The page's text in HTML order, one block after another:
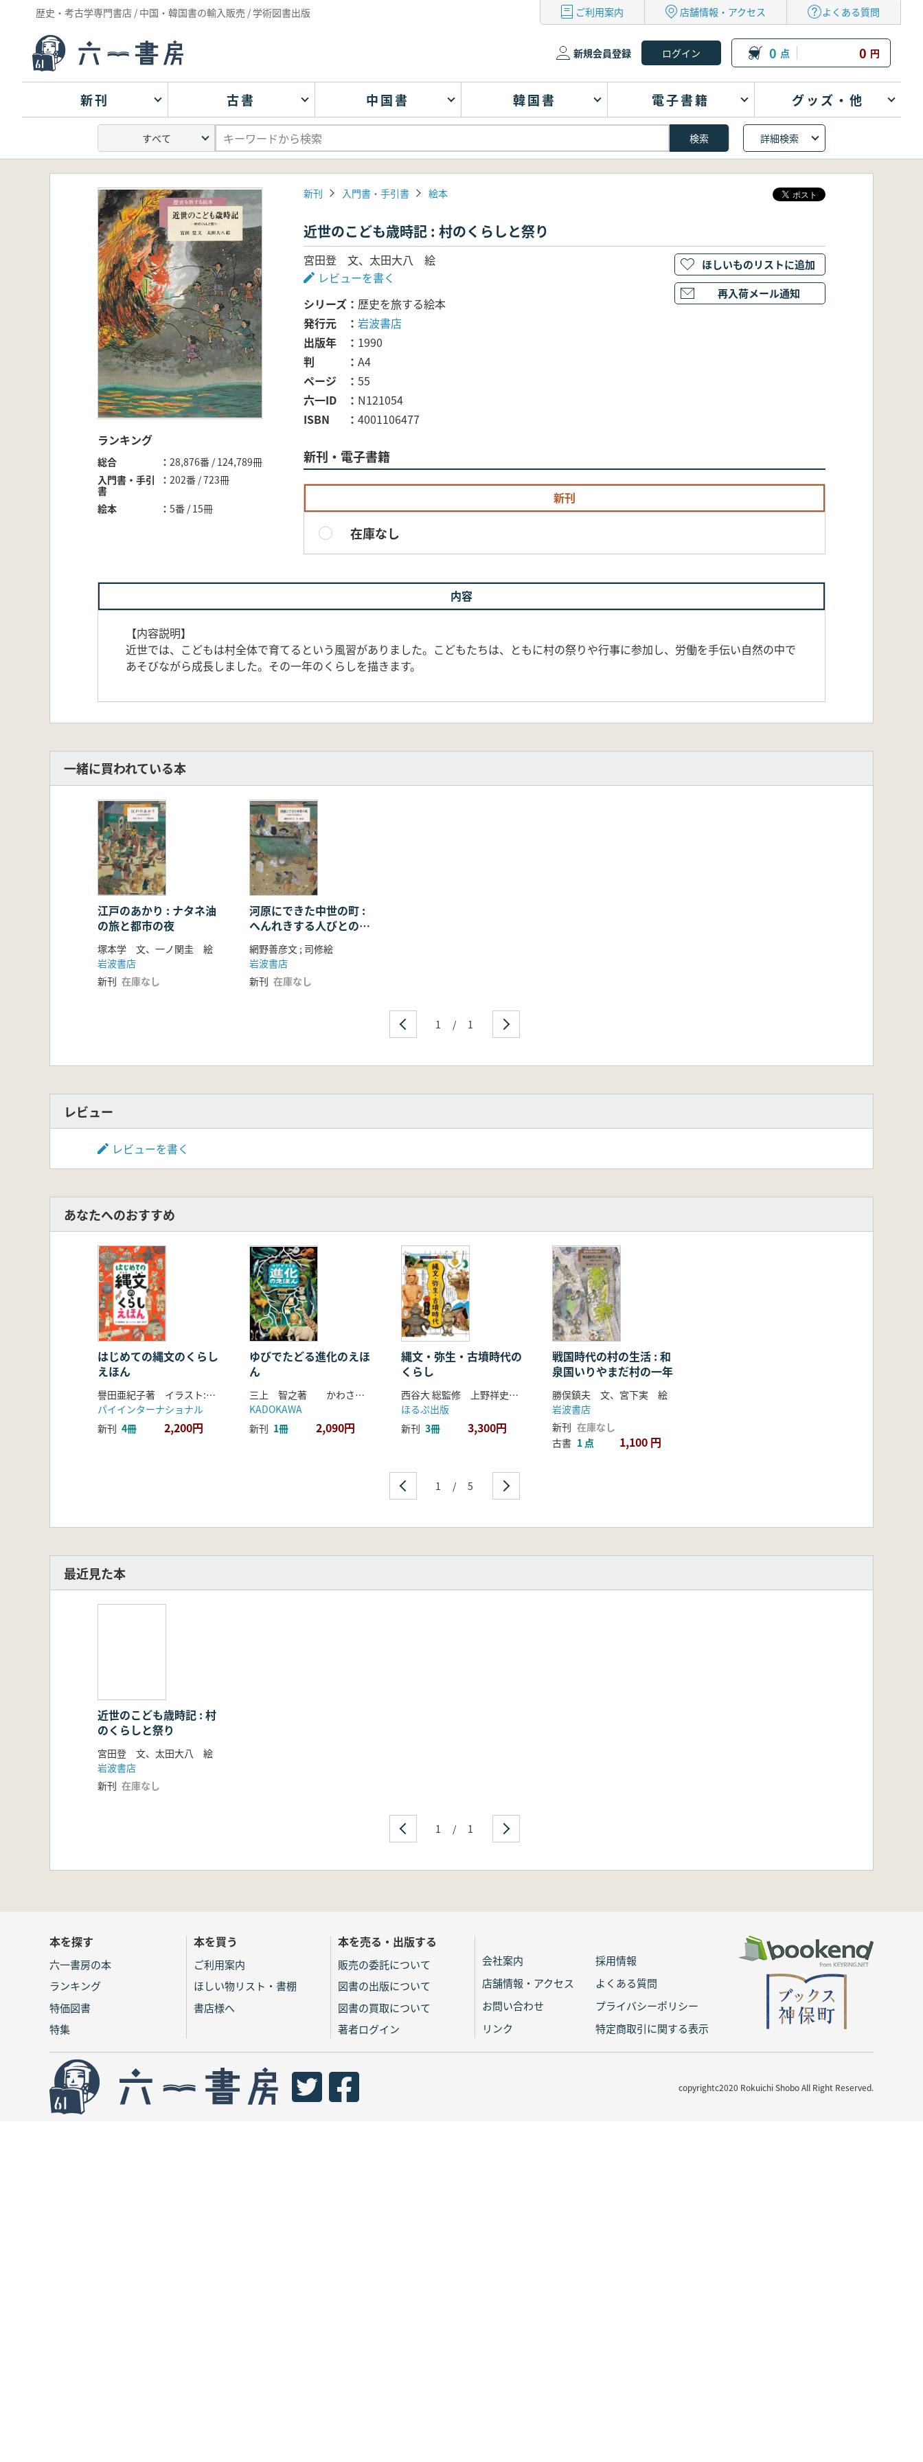
歴史・考古学専門書店 / 中国・韓国書の輸入販売 / 学術図書出版 ご利用案内 店舗情報・アクセス よくある質問
新規会員登録 0 点 0 円
新刊 古書 中国書 韓国書 電子書籍 グッズ・他
詳細検索
ランキング
総合
28,876番 / 124,789冊
入門書・手引
書
202番 / 723冊
絵本 5番 / 15冊
新刊 入門書・手引書 絵本
近世のこども歳時記 : 村のくらしと祭り
宮田登 文、太田大八 絵
レビューを書く
シリーズ
歴史を旅する絵本
発行元
岩波書店
出版年
1990
判
A4
ページ
55
六一ID
N121054
ISBN
4001106477
新刊・電子書籍
新刊
在庫なし
ほしいものリストに追加
再入荷メール通知
内容
【内容説明】
近世では、こどもは村全体で育てるという風習がありました。こどもたちは、ともに村の祭りや行事に参加し、労働を手伝い自然の中で
あそびながら成長しました。その一年のくらしを描きます。
一緒に買われている本
江戸のあかり : ナタネ油
の旅と都市の夜
塚本学 文、一ノ関圭 絵
岩波書店
新刊 在庫なし
河原にできた中世の町 :
へんれきする人びとの集
まるところ
網野善彦文 ; 司修絵
岩波書店
新刊 在庫なし
1 / 1
レビュー
レビューを書く
あなたへのおすすめ
はじめての縄文のくらし
えほん
譽田亜紀子著 イラスト:スソアキコ 監修:宮尾亨
パイインターナショナル
新刊 4冊 2,200円
ゆびでたどる進化のえほ
ん
三上 智之著 かわさき しゅんいち イラスト
KADOKAWA
新刊 1冊 2,090円
縄文・弥生・古墳時代の
くらし
西谷大 総監修 上野祥史 監修
ほるぷ出版
新刊 3冊 3,300円
戦国時代の村の生活 : 和
泉国いりやまだ村の一年
勝俣鎮夫 文、宮下実 絵
岩波書店
新刊 在庫なし
古書 1 点 1,100 円
1 / 5
最近見た本
近世のこども歳時記 : 村
のくらしと祭り
宮田登 文、太田大八 絵
岩波書店
新刊 在庫なし
1 / 1
本を探す
六一書房の本
ランキング
特価図書
特集
本を買う
ご利用案内
ほしい物リスト・書棚
書店様へ
本を売る・出版する
販売の委託について
図書の出版について
図書の買取について
著者ログイン
会社案内
採用情報
店舗情報・アクセス
よくある質問
お問い合わせ
プライバシーポリシー
リンク
特定商取引に関する表示
copyrightc2020 Rokuichi Shobo All Right Reserved.